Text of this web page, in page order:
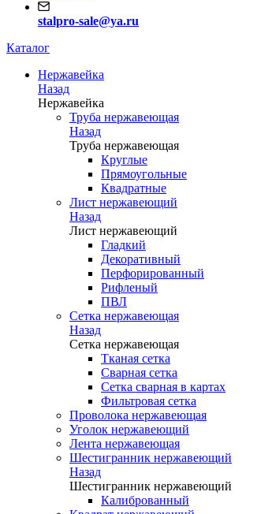
stalpro-sale@ya.ru
Каталог
Нержавейка
Назад
Нержавейка
Труба нержавеющая
Назад
Труба нержавеющая
Круглые
Прямоугольные
Квадратные
Лист нержавеющий
Назад
Лист нержавеющий
Гладкий
Декоративный
Перфорированный
Рифленый
ПВЛ
Сетка нержавеющая
Назад
Сетка нержавеющая
Тканая сетка
Сварная сетка
Сетка сварная в картах
Фильтровая сетка
Проволока нержавеющая
Уголок нержавеющий
Лента нержавеющая
Шестигранник нержавеющий
Назад
Шестигранник нержавеющий
Калиброванный